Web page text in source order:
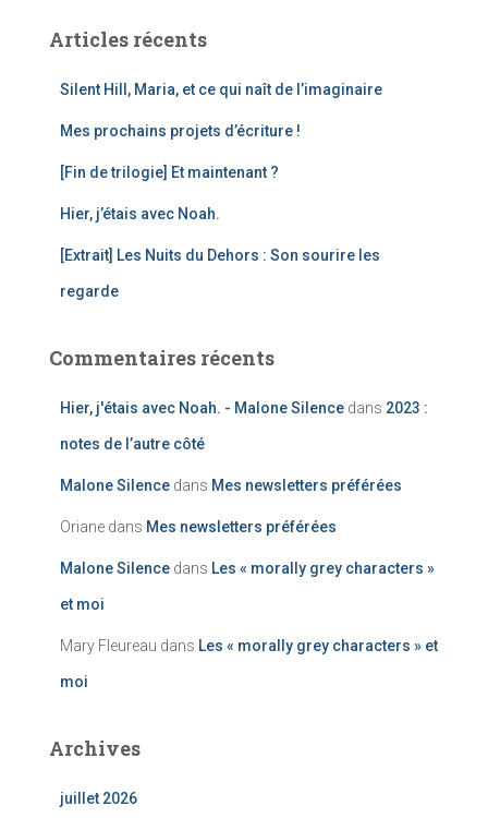
h
Articles récents
Silent Hill, Maria, et ce qui naît de l’imaginaire
Mes prochains projets d’écriture !
[Fin de trilogie] Et maintenant ?
Hier, j’étais avec Noah.
[Extrait] Les Nuits du Dehors : Son sourire les
regarde
Commentaires récents
Hier, j'étais avec Noah. - Malone Silence dans 2023 :
notes de l’autre côté
Malone Silence dans Mes newsletters préférées
Oriane dans Mes newsletters préférées
Malone Silence dans Les « morally grey characters »
et moi
Mary Fleureau dans Les « morally grey characters » et
moi
Archives
juillet 2026